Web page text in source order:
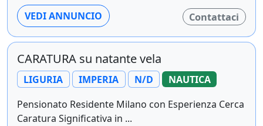
VEDI ANNUNCIO Contattaci
CARATURA su natante vela
LIGURIA IMPERIA N/D
NAUTICA
Pensionato Residente Milano con Esperienza Cerca
Caratura Significativa in ...